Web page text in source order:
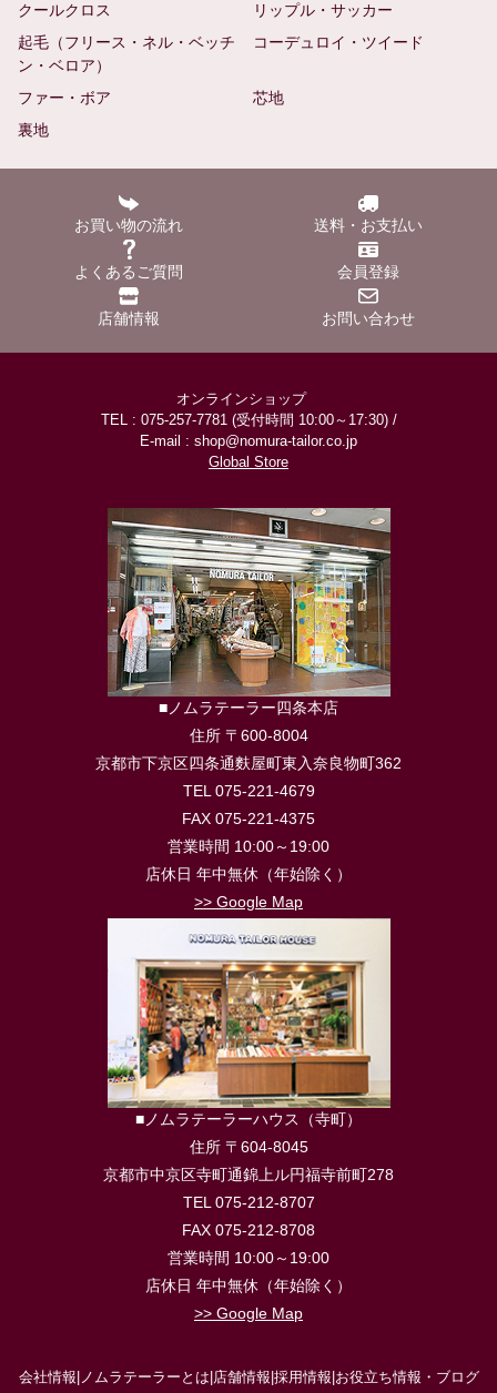
クールクロス
リップル・サッカー
起毛（フリース・ネル・ベッチ
ン・ベロア）
コーデュロイ・ツイード
ファー・ボア
芯地
裏地
お買い物の流れ 送料・お支払い
よくあるご質問 会員登録
店舗情報 お問い合わせ
オンラインショップ
TEL : 075-257-7781 (受付時間 10:00～17:30) /
E-mail : shop@nomura-tailor.co.jp
Global Store
■ノムラテーラー四条本店
住所 〒600-8004
京都市下京区四条通麩屋町東入奈良物町362
TEL 075-221-4679
FAX 075-221-4375
営業時間 10:00～19:00
店休日 年中無休（年始除く）
>> Google Map
■ノムラテーラーハウス（寺町）
住所 〒604-8045
京都市中京区寺町通錦上ル円福寺前町278
TEL 075-212-8707
FAX 075-212-8708
営業時間 10:00～19:00
店休日 年中無休（年始除く）
>> Google Map
会社情報 ノムラテーラーとは 店舗情報 採用情報 お役立ち情報・ブログ